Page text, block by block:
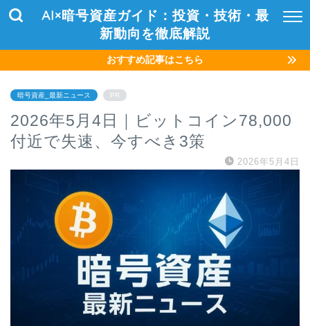
AI×暗号資産ガイド：投資・技術・最
新動向を徹底解説
おすすめ記事はこちら
暗号資産_最新ニュース PR
2026年5月4日｜ビットコイン78,000
付近で失速、今すべき3策
2026年5月4日